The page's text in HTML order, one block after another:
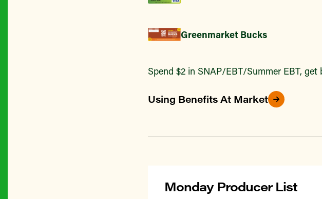
Greenmarket Bucks
Spend $2 in SNAP/EBT/Summer EBT,
Using Benefits At Market
Monday Producer List